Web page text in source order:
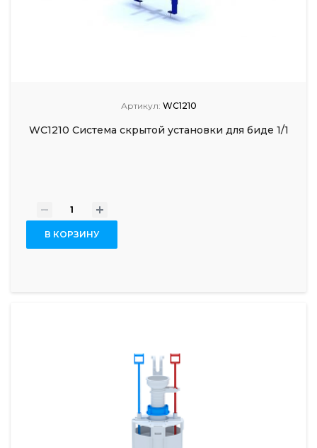
Артикул: WC1210
WC1210 Система скрытой установки для биде 1/1
- +
В КОРЗИНУ